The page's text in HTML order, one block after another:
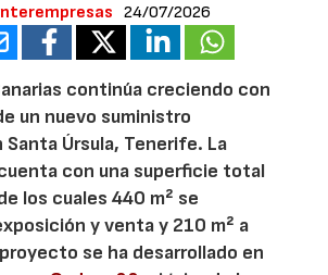
24/07/2026
continúa creciendo con
un nuevo suministro
Santa Úrsula, Tenerife. La
con una superficie total
los cuales 440 m² se
y venta y 210 m² a
se ha desarrollado en